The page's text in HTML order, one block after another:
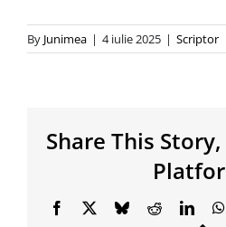
By Junimea | 4 iulie 2025 | Scriptor
Share This
Facebook BlueskyReddit